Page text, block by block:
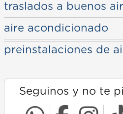
traslados a buenos
aire acondicionado
Seguinos y no te